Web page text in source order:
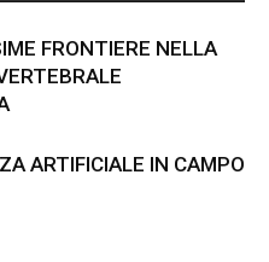
FRONTIERE NELLA
ARTIFICIALE IN CAMPO